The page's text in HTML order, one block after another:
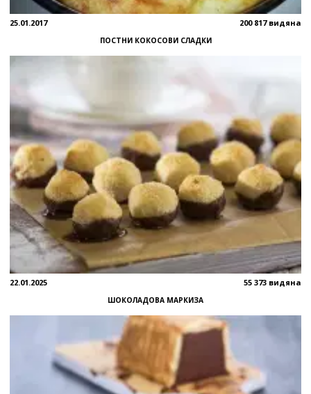
25.01.2017 200 817 видяна
ПОСТНИ КОКОСОВИ СЛАДКИ
22.01.2025 55 373 видяна
ШОКОЛАДОВА МАРКИЗА